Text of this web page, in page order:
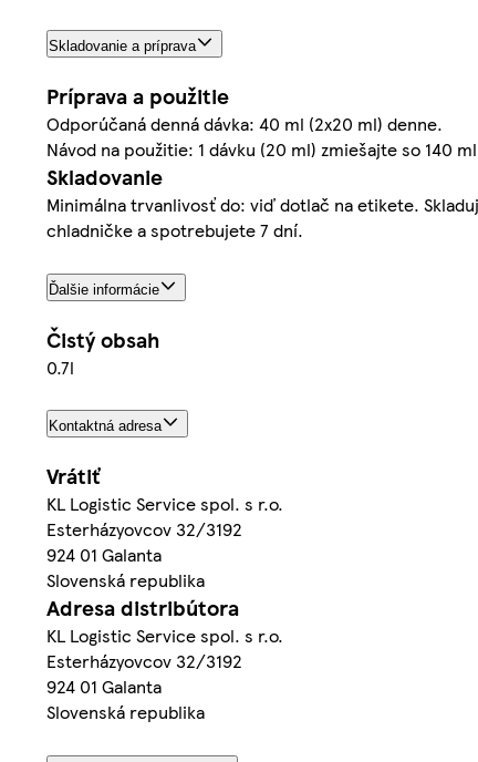
Skladovanie a príprava
Príprava a použitie
Odporúčaná denná dávka: 40 ml (2x20 ml) denne.
Návod na použitie: 1 dávku (20 ml) zmiešajte so 140
Skladovanie
Minimálna trvanlivosť do: viď dotlač na etikete.
chladničke a spotrebujete 7 dní.
Ďalšie informácie
Čistý obsah
0.7l
Kontaktná adresa
Vrátiť
KL Logistic Service spol. s r.o.
Esterházyovcov 32/3192
924 01 Galanta
Slovenská republika
Adresa distribútora
KL Logistic Service spol. s r.o.
Esterházyovcov 32/3192
924 01 Galanta
Slovenská republika